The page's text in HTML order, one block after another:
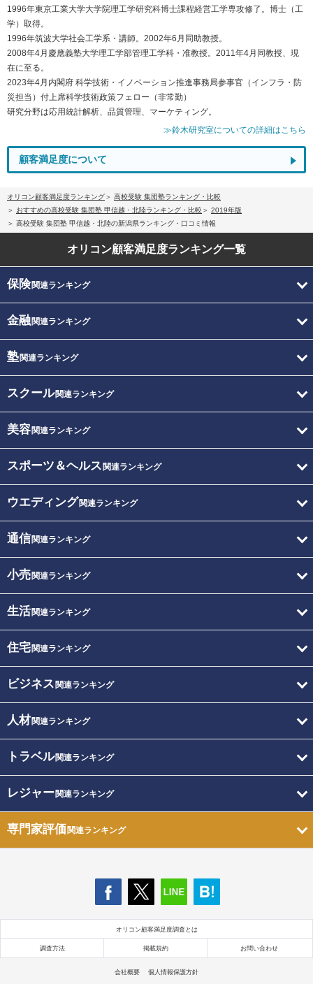
1996年東京工業大学大学院理工学研究科博士課程経営工学専攻修了。博士（工
学）取得。
1996年筑波大学社会工学系・講師。2002年6月同助教授。
2008年4月慶應義塾大学理工学部管理工学科・准教授。2011年4月同教授、現
在に至る。
2023年4月内閣府 科学技術・イノベーション推進事務局参事官（インフラ・防
災担当）付上席科学技術政策フェロー（非常勤）
研究分野は応用統計解析、品質管理、マーケティング。
≫鈴木研究室についての詳細はこちら
顧客満足度について
オリコン顧客満足度ランキング
高校受験 集団塾ランキング・比較
おすすめの高校受験 集団塾 甲信越・北陸ランキング・比較
2019年版
高校受験 集団塾 甲信越・北陸の新潟県ランキング・口コミ情報
オリコン顧客満足度ランキング一覧
保険関連ランキング
金融関連ランキング
塾関連ランキング
スクール関連ランキング
美容関連ランキング
スポーツ＆ヘルス 関連ランキング
ウエディング関連ランキング
通信関連ランキング
小売関連ランキング
生活関連ランキング
住宅関連ランキング
ビジネス 関連ランキング
人材関連ランキング
トラベル関連ランキング
レジャー関連ランキング
専門家評価関連ランキング
オリコン顧客満足度調査とは
調査方法 掲載規約 お問い合わせ
会社概要 個人情報保護方針